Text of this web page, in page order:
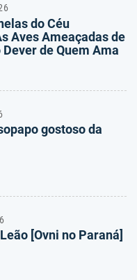
do Céu
Aves Ameaçadas de
Dever de Quem Ama
gostoso da
[Ovni no Paraná]